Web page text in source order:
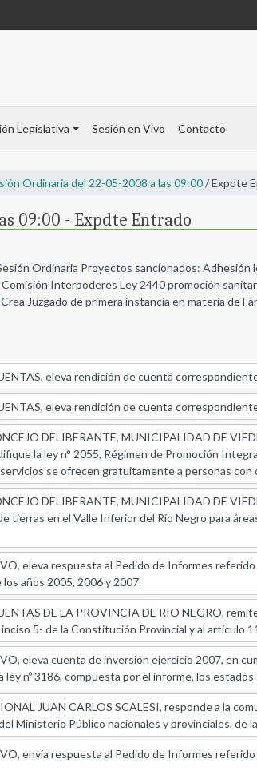
Legislativa Sesión en Vivo Contacto
Ordinaria del 22-05-2008 a las 09:00/ Expdte
09:00 - Expdte Entrado
Ordinaria Proyectos sancionados:
Interpoderes Ley 2440 promoción
Juzgado de primera instancia en materia de
eleva rendición de cuenta
eleva rendición de cuenta
DELIBERANTE, MUNICIPALIDAD DE
la ley n° 2055, Régimen de Promoción
se ofrecen gratuitamente a personas con
DELIBERANTE, MUNICIPALIDAD DE
en el Valle Inferior del Río Negro para
eleva respuesta al Pedido de Informes
años 2005, 2006 y 2007.
DE LA PROVINCIA DE RIO NEGRO,
5- de la Constitución Provincial y al artículo
eleva cuenta de inversión ejercicio 2007, en
nº 3186, compuesta por el informe, los
JUAN CARLOS SCALESI, responde a la
Ministerio Público nacionales y provinciales, de
envía respuesta al Pedido de Informes